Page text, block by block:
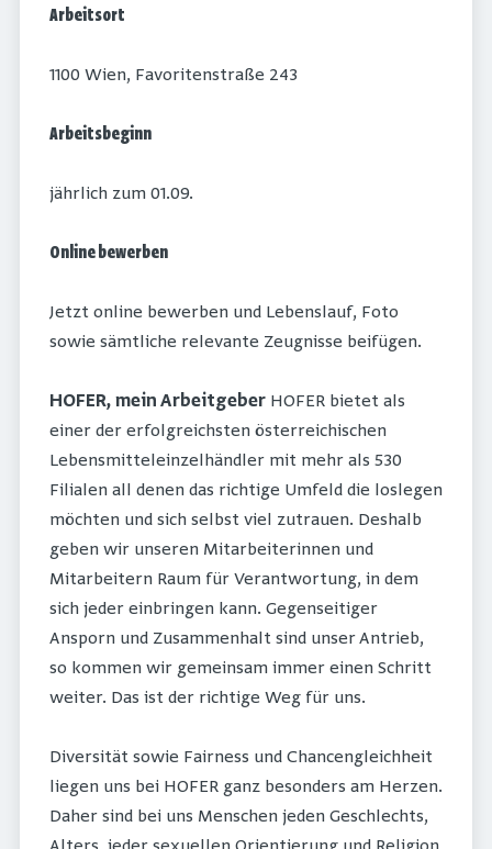
Arbeitsort
1100 Wien, Favoritenstraße 243
Arbeitsbeginn
jährlich zum 01.09.
Online bewerben
Jetzt online bewerben und Lebenslauf, Foto
sowie sämtliche relevante Zeugnisse beifügen.
HOFER, mein Arbeitgeber HOFER bietet als
einer der erfolgreichsten österreichischen
Lebensmitteleinzelhändler mit mehr als 530
Filialen all denen das richtige Umfeld die loslegen
möchten und sich selbst viel zutrauen. Deshalb
geben wir unseren Mitarbeiterinnen und
Mitarbeitern Raum für Verantwortung, in dem
sich jeder einbringen kann. Gegenseitiger
Ansporn und Zusammenhalt sind unser Antrieb,
so kommen wir gemeinsam immer einen Schritt
weiter. Das ist der richtige Weg für uns.
Diversität sowie Fairness und Chancengleichheit
liegen uns bei HOFER ganz besonders am Herzen.
Daher sind bei uns Menschen jeden Geschlechts,